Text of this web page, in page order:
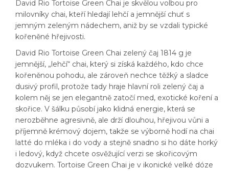
David Rio Tortoise Green Chai je skvělou volbou pro
milovníky chai, kteří hledají lehčí a jemnější chuť s
jemným zeleným nádechem, aniž by se vzdali typické
kořeněné hřejivosti.
David Rio Tortoise Green Chai zelený čaj 1814 g je
jemnější, „lehčí“ chai, který si získá každého, kdo chce
kořeněnou pohodu, ale zároveň nechce těžký a sladce
dusivý profil, protože tady hraje hlavní roli zelený čaj a
kolem něj se jen elegantně zatočí med, exotické koření a
skořice. V šálku působí jako klidná energie, která se
nerozběhne agresivně, ale drží dlouhou, hřejivou vůni a
příjemně krémový dojem, takže se výborně hodí na chai
latté do mléka i do vody a stejně snadno si ho dáte horký
i ledový, když chcete osvěžující verzi se skořicovým
dozvukem. Tortoise Green Chai je v ikonické velké dóze